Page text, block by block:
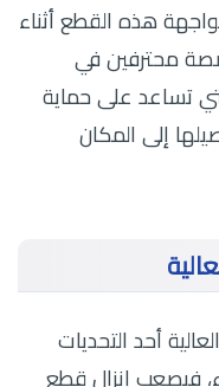
هذه القطع أثناء
محترفين في
تساعد على حماية
إلى المكان
أحد التحديات
فيصعب إنزال قطع